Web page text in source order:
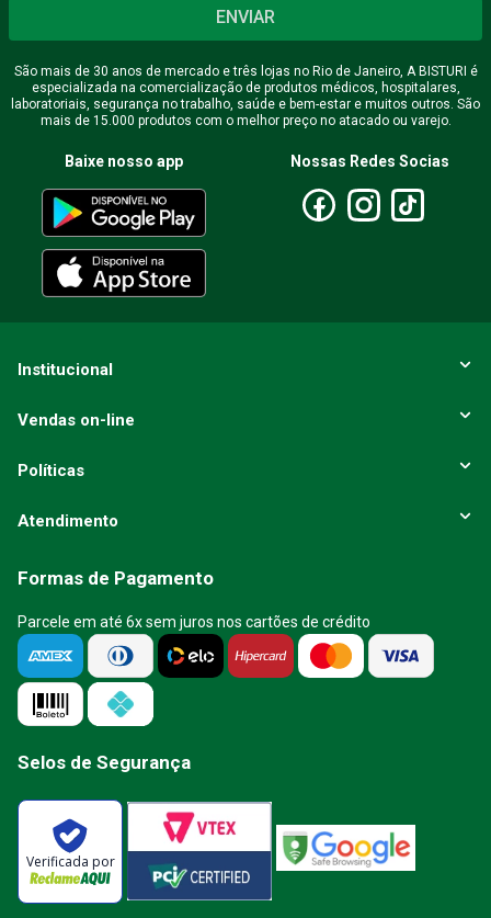
ENVIAR
São mais de 30 anos de mercado e três lojas no Rio de Janeiro, A BISTURI é
especializada na comercialização de produtos médicos, hospitalares,
laboratoriais, segurança no trabalho, saúde e bem-estar e muitos outros. São
mais de 15.000 produtos com o melhor preço no atacado ou varejo.
Baixe nosso app Nossas Redes Socias
Institucional
Vendas on-line
Políticas
Atendimento
Formas de Pagamento
Parcele em até 6x sem juros nos cartões de crédito
Selos de Segurança
Verificada por